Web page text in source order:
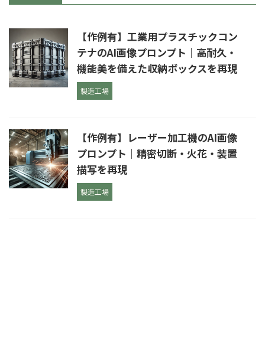
【作例有】工業用プラスチックコン
テナのAI画像プロンプト｜高耐久・
機能美を備えた収納ボックスを再現
製造工場
【作例有】レーザー加工機のAI画像
プロンプト｜精密切断・火花・装置
描写を再現
製造工場